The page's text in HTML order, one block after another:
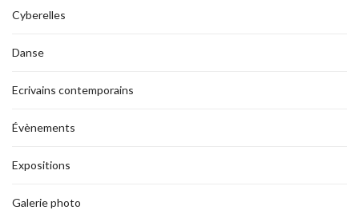
Cyberelles
Danse
Ecrivains contemporains
Évènements
Expositions
Galerie photo